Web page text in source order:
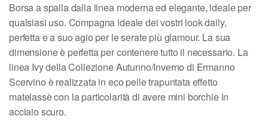
Borsa a spalla dalla linea moderna ed elegante, ideale per
qualsiasi uso. Compagna ideale dei vostri look daily,
perfetta e a suo agio per le serate più glamour. La sua
dimensione è perfetta per contenere tutto il necessario. La
linea Ivy della Collezione Autunno/Inverno di Ermanno
Scervino è realizzata in eco pelle trapuntata effetto
matelassè con la particolarità di avere mini borchie in
acciaio scuro.